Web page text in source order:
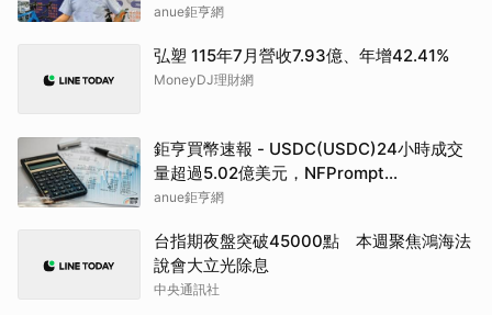
anue鉅亨網
弘塑 115年7月營收7.93億、年增42.41%
MoneyDJ理財網
鉅亨買幣速報 - USDC(USDC)24小時成交
量超過5.02億美元，NFPrompt
Token(NFP)24小時漲幅達66.2%
anue鉅亨網
台指期夜盤突破45000點 本週聚焦鴻海法
說會大立光除息
中央通訊社